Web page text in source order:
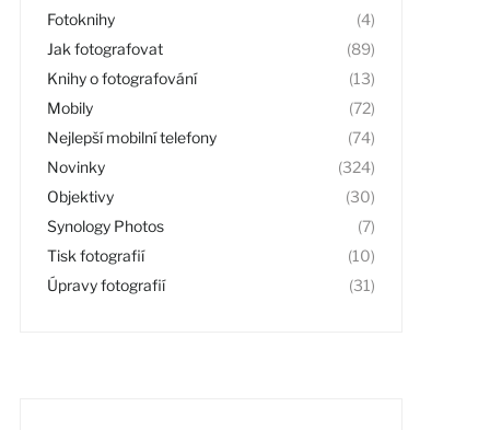
Fotoknihy
(4)
Jak fotografovat
(89)
Knihy o fotografování
(13)
Mobily
(72)
Nejlepší mobilní telefony
(74)
Novinky
(324)
Objektivy
(30)
Synology Photos
(7)
Tisk fotografií
(10)
Úpravy fotografií
(31)